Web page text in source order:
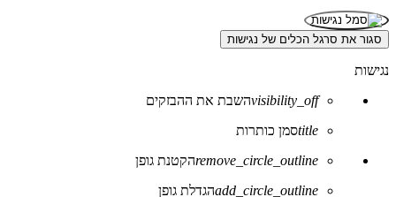
סגור את סרגל הכלים של נגישות
נגישות
visibility_offהשבת את ההבזקים
titleסמן כותרות
remove_circle_outlineהקטנת גופן
add_circle_outlineהגדלת גופן